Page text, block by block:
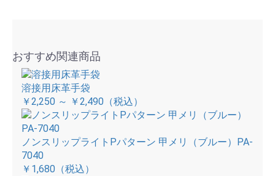
おすすめ関連商品
溶接用床革手袋
￥2,250 ～ ￥2,490 （税込）
ノンスリップライトPパターン 甲メリ（ブルー）PA-
7040
￥1,680 （税込）